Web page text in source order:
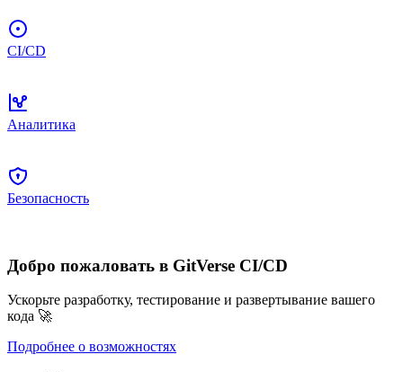
CI/CD
Аналитика
Безопасность
Добро пожаловать в GitVerse CI/CD
Ускорьте разработку, тестирование и развертывание вашего
кода 🚀
Подробнее о возможностях